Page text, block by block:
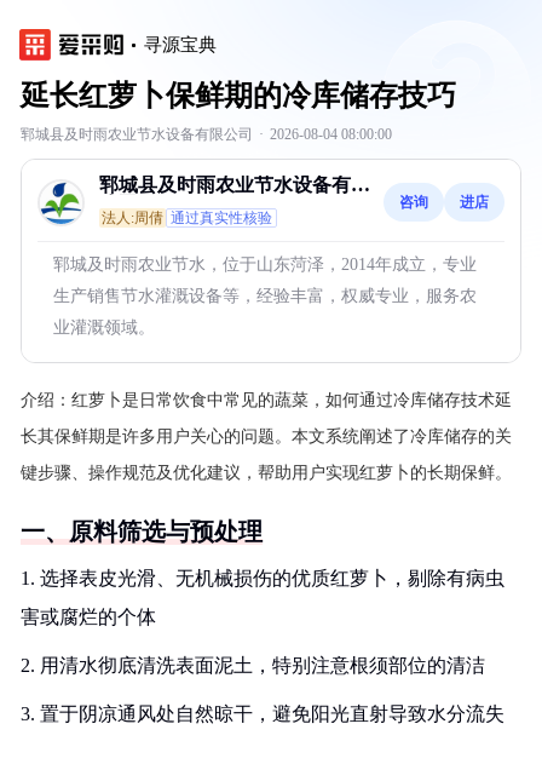
寻源宝典
延长红萝卜保鲜期的冷库储存技巧
郓城县及时雨农业节水设备有限公司 · 2026-08-04 08:00:00
郓城县及时雨农业节水设备有限
公司
法人:周倩 通过真实性核验
咨询 进店
郓城及时雨农业节水，位于山东菏泽，2014年成立，专业
生产销售节水灌溉设备等，经验丰富，权威专业，服务农
业灌溉领域。
介绍： 红萝卜是日常饮食中常见的蔬菜，如何通过冷库储存技术延
长其保鲜期是许多用户关心的问题。本文系统阐述了冷库储存的关
键步骤、操作规范及优化建议，帮助用户实现红萝卜的长期保鲜。
一、原料筛选与预处理
1. 选择表皮光滑、无机械损伤的优质红萝卜，剔除有病虫
害或腐烂的个体
2. 用清水彻底清洗表面泥土，特别注意根须部位的清洁
3. 置于阴凉通风处自然晾干，避免阳光直射导致水分流失